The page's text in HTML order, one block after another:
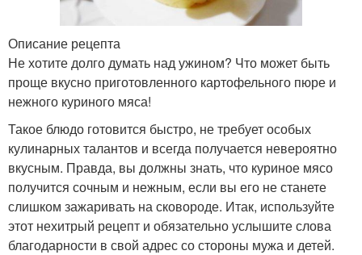
Описание рецепта
Не хотите долго думать над ужином? Что может быть
проще вкусно приготовленного картофельного пюре и
нежного куриного мяса!
Такое блюдо готовится быстро, не требует особых
кулинарных талантов и всегда получается невероятно
вкусным. Правда, вы должны знать, что куриное мясо
получится сочным и нежным, если вы его не станете
слишком зажаривать на сковороде. Итак, используйте
этот нехитрый рецепт и обязательно услышите слова
благодарности в свой адрес со стороны мужа и детей.